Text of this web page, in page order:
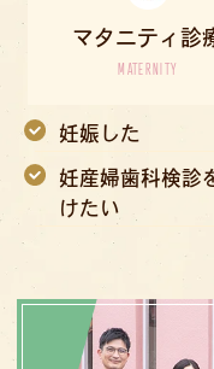
マタニティ診
MATERNITY
妊娠した
妊産婦歯科検診
けたい